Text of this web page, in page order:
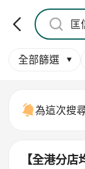
全部篩選
為這次搜
【全港分